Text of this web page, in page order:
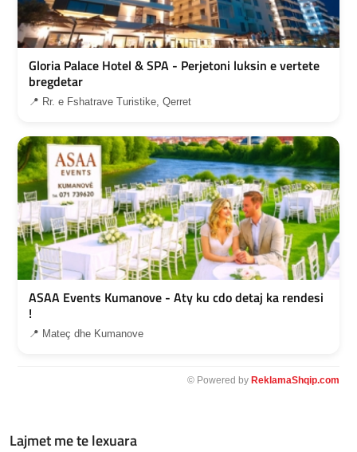
Gloria Palace Hotel & SPA - Perjetoni luksin e vertete
bregdetar
📍 Rr. e Fshatrave Turistike, Qerret
ASAA Events Kumanove - Aty ku cdo detaj ka rendesi
!
📍 Mateç dhe Kumanove
© Powered by ReklamaShqip.com
Lajmet me te lexuara